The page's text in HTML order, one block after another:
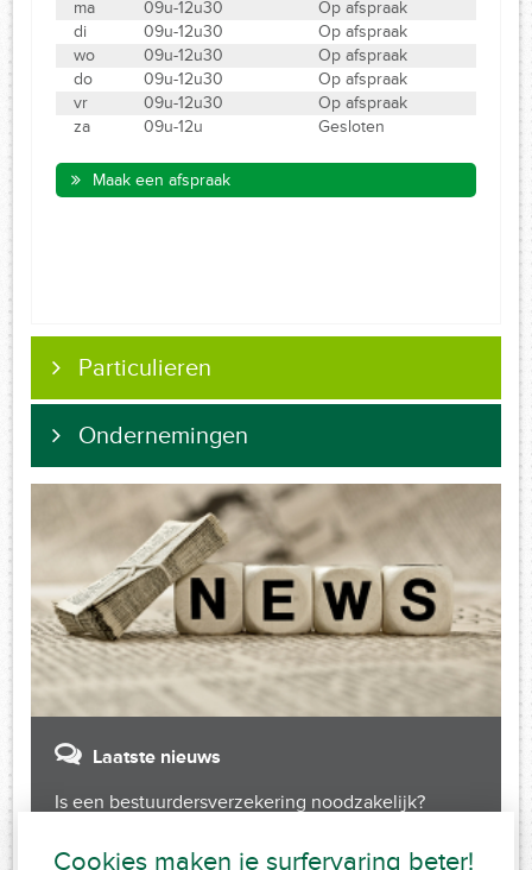
ma 09u-12u30
Op afspraak
di
09u-12u30
Op afspraak
wo
09u-12u30
Op afspraak
do
09u-12u30
Op afspraak
vr
09u-12u30
Op afspraak
za
09u-12u Gesloten
Maak een afspraak
Particulieren
Ondernemingen
Laatste nieuws
Is een bestuurdersverzekering noodzakelijk?
Cookies maken je surfervaring beter!